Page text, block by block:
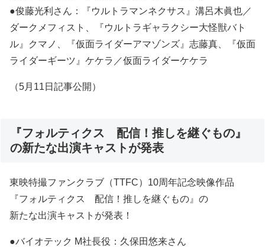
●俊藤光利さん：『ウルトラマンネクサス』溝呂木眞也／
ダークメフィスト、『ウルトラギャラクシー大怪獣バト
ル』クマノ、『仮面ライダーアマゾンズ』志藤真、『仮面
ライダーギーツ』ケケラ／仮面ライダーケケラ
（5月11日記事公開）
『フォルティクス 配信！推しを継ぐもの』
の新たな出演キャストが発表
東映特撮ファンクラブ（TTFC）10周年記念映像作品
『フォルティクス 配信！推しを継ぐもの』の
新たな出演キャストが発表！
●バイオテック M社長役：久保田悠来さん